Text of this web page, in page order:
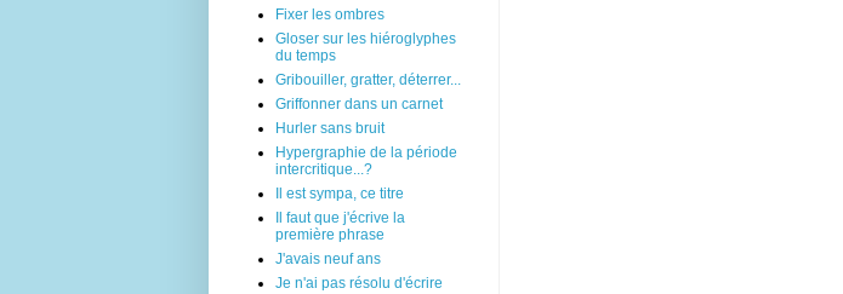
Fixer les ombres
Gloser sur les hiéroglyphes
du temps
Gribouiller, gratter, déterrer...
Griffonner dans un carnet
Hurler sans bruit
Hypergraphie de la période
intercritique...?
Il est sympa, ce titre
Il faut que j'écrive la
première phrase
J'avais neuf ans
Je n'ai pas résolu d'écrire